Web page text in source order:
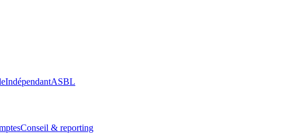
IndépendantASBL
Conseil & reporting